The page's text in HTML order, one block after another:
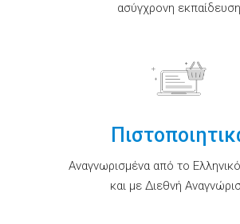
ασύγχρονη εκπαίδευση
Αναγνωρισμένα από το
και με Διεθνή